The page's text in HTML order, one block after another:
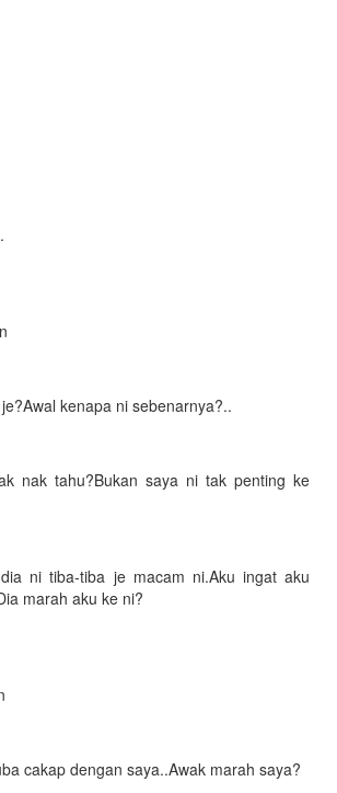
kenapa ni sebenarnya?..
nak tahu?Bukan saya ni tak penting ke
ni tiba-tiba je macam ni.Aku ingat aku
marah aku ke ni?
cakap dengan saya..Awak marah saya?